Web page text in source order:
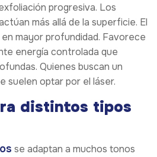
progresiva. Los
más allá de la superficie. El
mayor profundidad. Favorece
energía controlada que
Quienes buscan un
suelen optar por el láser.
distintos tipos
se adaptan a muchos tonos